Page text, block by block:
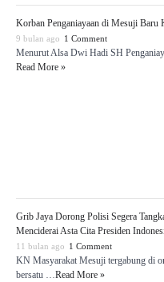
Korban Penganiayaan di Mesuji
9 bulan ago 1 Comment
Menurut Alsa Dwi Hadi SH
Read More »
Grib Jaya Dorong Polisi Segera
Menciderai Asta Cita Presiden
11 bulan ago 1 Comment
KN Masyarakat Mesuji tergabung di
bersatu …Read More »